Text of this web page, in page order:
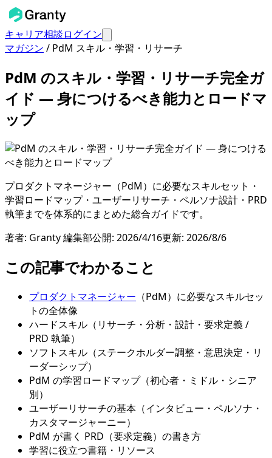
キャリア相談ログイン
マガジン / PdM スキル・学習・リサーチ
PdM のスキル・学習・リサーチ完全ガ
イド — 身につけるべき能力とロードマ
ップ
プロダクトマネージャー（PdM）に必要なスキルセット・
学習ロードマップ・ユーザーリサーチ・ペルソナ設計・PRD
執筆までを体系的にまとめた総合ガイドです。
著者: Granty 編集部公開: 2026/4/16更新: 2026/8/6
この記事でわかること
プロダクトマネージャー （PdM）に必要なスキルセッ
トの全体像
ハードスキル（リサーチ・分析・設計・要求定義 /
PRD 執筆）
ソフトスキル（ステークホルダー調整・意思決定・リ
ーダーシップ）
PdM の学習ロードマップ（初心者・ミドル・シニア
別）
ユーザーリサーチの基本（インタビュー・ペルソナ・
カスタマージャーニー）
PdM が書く PRD（要求定義）の書き方
学習に役立つ書籍・リソース